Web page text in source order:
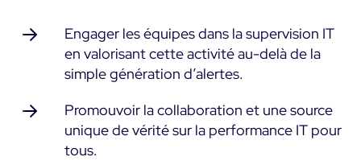
Open Source Support Login
English
Essai gratuit
Engager les équipes dans la supervision IT
en valorisant cette activité au-delà de la
simple génération d’alertes.
Promouvoir la collaboration et une source
unique de vérité sur la performance IT pour
tous.